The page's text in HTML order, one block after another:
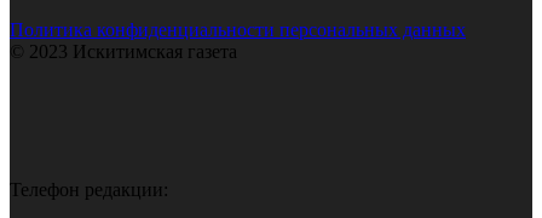
Политика конфиденциальности персональных данных
© 2023 Искитимская газета
Телефон редакции: